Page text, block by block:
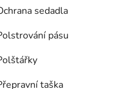
sedadla
pásu
taška